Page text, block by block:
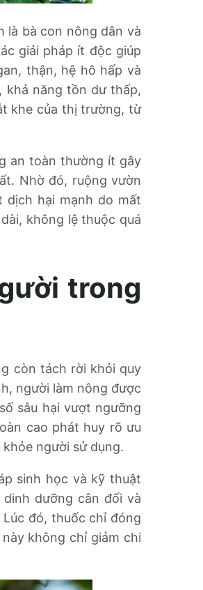
là bà con nông dân và
giải pháp ít độc giúp
thận, hệ hô hấp và
khả năng tồn dư thấp,
khe của thị trường, từ
an toàn thường ít gây
Nhờ đó, ruộng vườn
dịch hại mạnh do mất
không lệ thuộc quá
trong
còn tách rời khỏi quy
người làm nông được
sâu hại vượt ngưỡng
cao phát huy rõ ưu
người sử dụng.
sinh học và kỹ thuật
dưỡng cân đối và
đó, thuốc chỉ đóng
không chỉ giảm chi